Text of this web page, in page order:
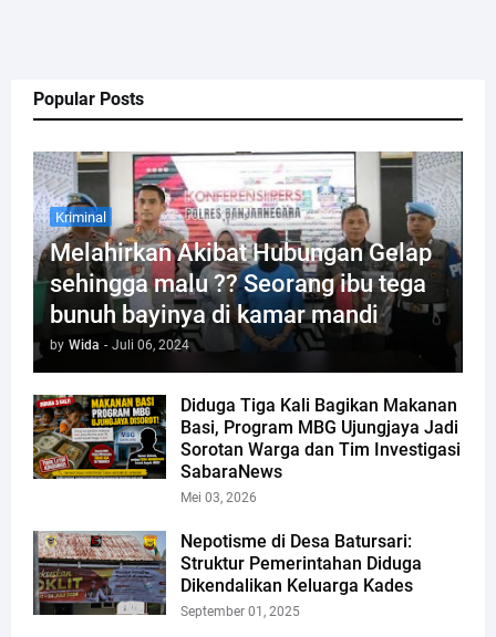
Popular Posts
Kriminal
Melahirkan Akibat Hubungan Gelap
sehingga malu ?? Seorang ibu tega
bunuh bayinya di kamar mandi
by Wida - Juli 06, 2024
Diduga Tiga Kali Bagikan Makanan
Basi, Program MBG Ujungjaya Jadi
Sorotan Warga dan Tim Investigasi
SabaraNews
Mei 03, 2026
Nepotisme di Desa Batursari:
Struktur Pemerintahan Diduga
Dikendalikan Keluarga Kades
September 01, 2025